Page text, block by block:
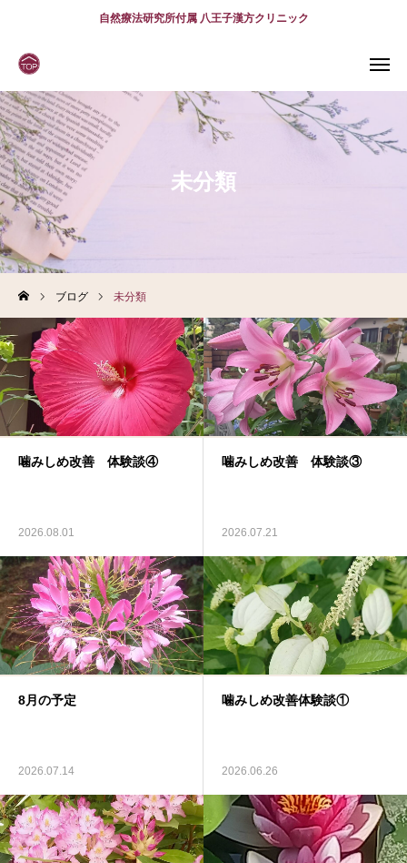
自然療法研究所付属 八王子漢方クリニック
未分類
ブログ 未分類
噛みしめ改善 体験談④
2026.08.01
噛みしめ改善 体験談③
2026.07.21
8月の予定
2026.07.14
噛みしめ改善体験談①
2026.06.26
WEB予約
電話予約
当院について
診療案内
スタッフ紹介
料金
ブログ
リンク
気診の学校